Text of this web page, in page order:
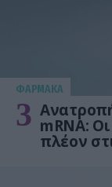
ΦΑΡΜΑΚΑ
3 mRNA:
πλέον